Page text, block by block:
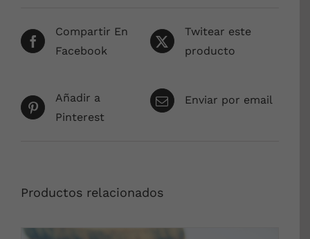
Compartir En
Facebook
Twitear este
producto
Añadir a
Pinterest
Enviar por email
Productos relacionados